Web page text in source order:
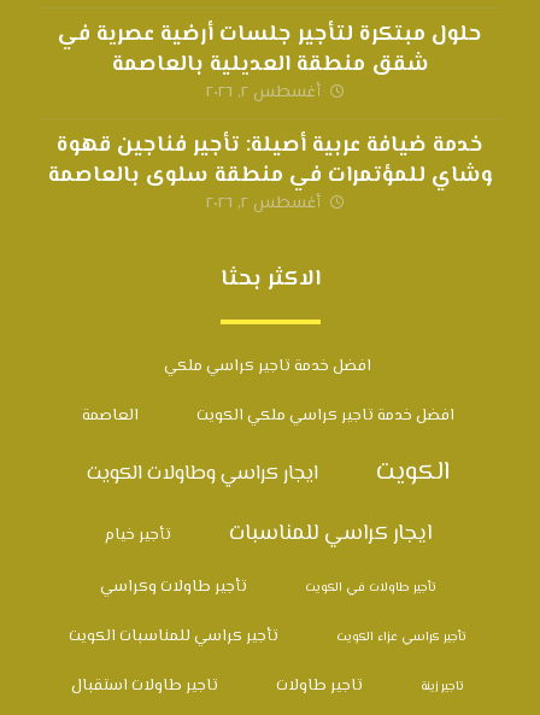
حلول مبتكرة لتأجير جلسات أرضية عصرية في
شقق منطقة العديلية بالعاصمة
أغسطس ٢, ٢٠٢٦
خدمة ضيافة عربية أصيلة: تأجير فناجين قهوة
وشاي للمؤتمرات في منطقة سلوى بالعاصمة
أغسطس ٢, ٢٠٢٦
الاكثر بحثا
افضل خدمة تاجير كراسي ملكي
افضل خدمة تاجير كراسي ملكي الكويت العاصمة
الكويت ايجار كراسي وطاولات الكويت
ايجار كراسي للمناسبات تأجير خيام
تأجير طاولات في الكويت تأجير طاولات وكراسي
تأجير كراسي عزاء الكويت تأجير كراسي للمناسبات الكويت
تاجير زينة تاجير طاولات تاجير طاولات استقبال